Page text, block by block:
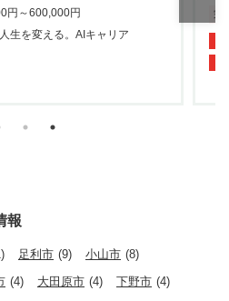
円～600,000円
生を変える。AIキャリア
完
報
足利市 (9) 小山市 (8)
(4) 大田原市 (4) 下野市 (4)